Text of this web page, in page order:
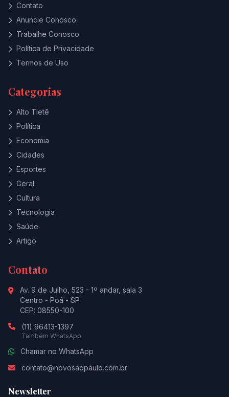
Contato
Anuncie Conosco
Trabalhe Conosco
Política de Privacidade
Termos de Uso
Categorias
Alto Tietê
Política
Economia
Cidades
Esportes
Geral
Cultura
Tecnologia
Saúde
Artigo
Contato
Av. 9 de Julho, 523 - 1º andar, sala 3
Centro - Poá - SP
CEP: 08550-100
(11) 96413-1397
Também WhatsApp
Chamar no WhatsApp
contato@novosaopaulo.com.br
Newsletter